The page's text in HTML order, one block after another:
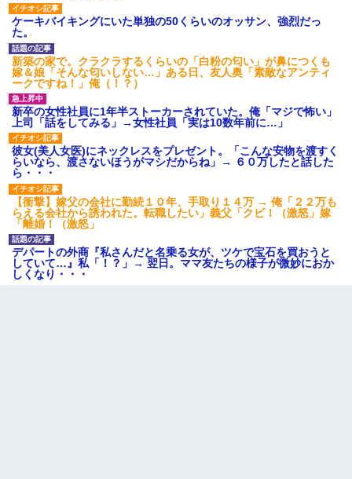
ケーキバイキングにいた単独の50くらいのオッサン、強烈だっ
た。
新築の家で。クラクラするくらいの「白粉の匂い」が鼻につくも
嫁＆娘「そんな匂いしない…」ある日、友人奥「素敵なアンティ
ークですね！」俺（！？）
新卒の女性社員に1年半ストーカーされていた。俺「マジで怖い」
上司「話をしてみる」→女性社員「実は10数年前に…」
彼女(美人女医)にネックレスをプレゼント。「こんな安物を渡すく
らいなら、渡さないほうがマシだからね」→ ６０万したと話した
ら・・・
【衝撃】嫁父の会社に勤続１０年、手取り１４万 → 俺「２２万も
らえる会社から誘われた。転職したい」義父「クビ！（激怒」嫁
「離婚！（激怒」
デパートの外商『私さんだと名乗る女が、ツケで宝石を買おうと
していて…』私「！？」→ 翌日。ママ友たちの様子が微妙におか
しくなり・・・